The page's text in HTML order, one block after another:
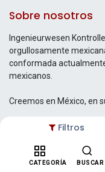
Filtros
CATEGORÍA BUSCAR
Sobre nosotros
Ingenieurwesen
orgullosamente
conformada
mexicanos.
Creemos en México, en
Contáctenos